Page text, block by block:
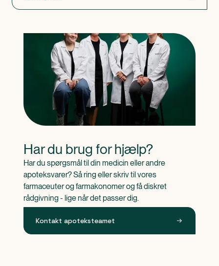
Har du brug for hjælp?
Har du spørgsmål til din medicin eller andre
apoteksvarer? Så ring eller skriv til vores
farmaceuter og farmakonomer og få diskret
rådgivning - lige når det passer dig.
Kontakt apoteksteamet